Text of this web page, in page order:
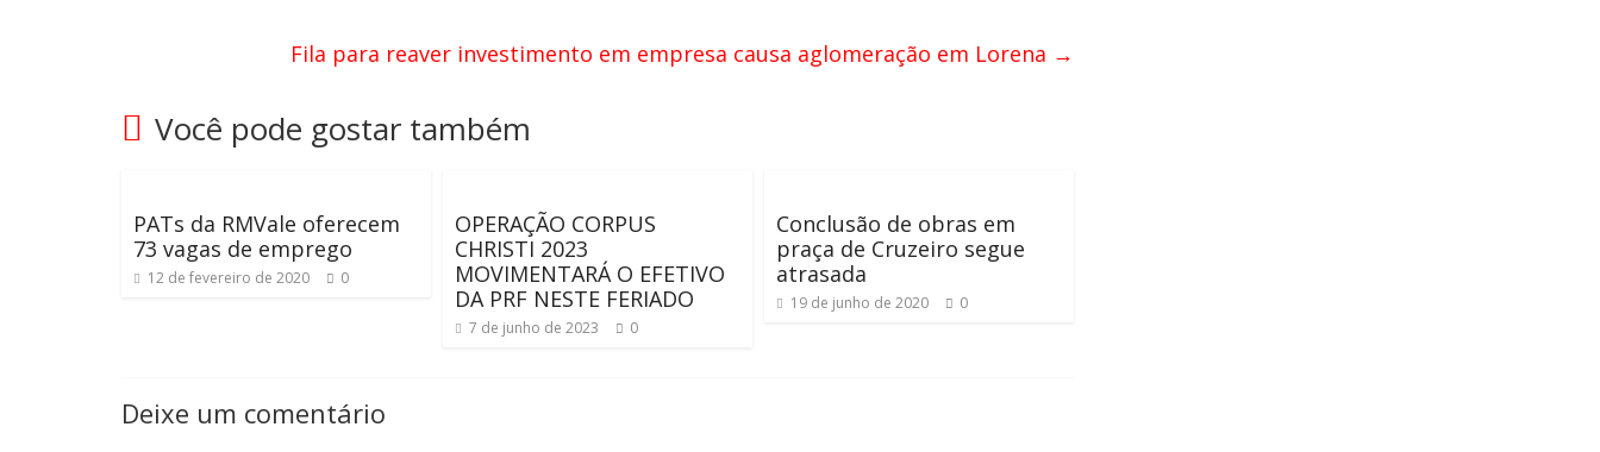
Fila para reaver investimento em empresa causa aglomeração em Lorena →
Você pode gostar também
PATs da RMVale oferecem
73 vagas de emprego
12 de fevereiro de 2020 0
OPERAÇÃO CORPUS
CHRISTI 2023
MOVIMENTARÁ O EFETIVO
DA PRF NESTE FERIADO
7 de junho de 2023 0
Conclusão de obras em
praça de Cruzeiro segue
atrasada
19 de junho de 2020 0
Deixe um comentário